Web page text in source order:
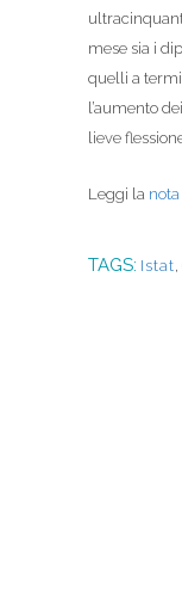
mese sia i
quelli a
l’aumento
lieve
Leggi la
TAGS: Istat,